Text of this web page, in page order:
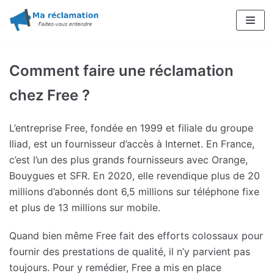
Aller
contenu
Comment faire une réclamation
chez Free ?
L’entreprise Free, fondée en 1999 et filiale du groupe
Iliad, est un fournisseur d’accès à Internet. En France,
c’est l’un des plus grands fournisseurs avec Orange,
Bouygues et SFR. En 2020, elle revendique plus de 20
millions d’abonnés dont 6,5 millions sur téléphone fixe
et plus de 13 millions sur mobile.
Quand bien même Free fait des efforts colossaux pour
fournir des prestations de qualité, il n’y parvient pas
toujours. Pour y remédier, Free a mis en place